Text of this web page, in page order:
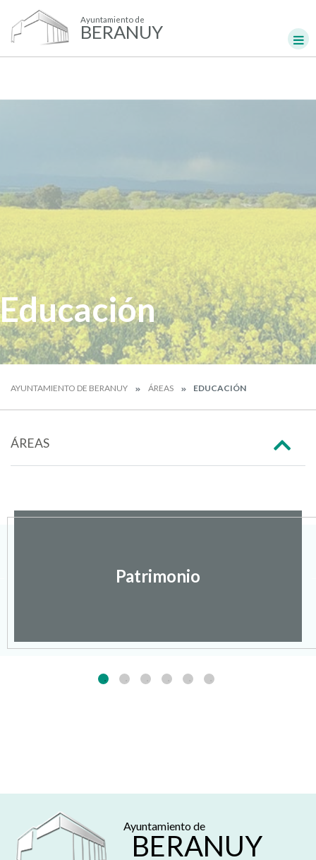
Ayuntamiento de
BERANUY
Educación
AYUNTAMIENTO DE BERANUY ÁREAS EDUCACIÓN
ÁREAS
Patrimonio
Ayuntamiento de
BERANUY